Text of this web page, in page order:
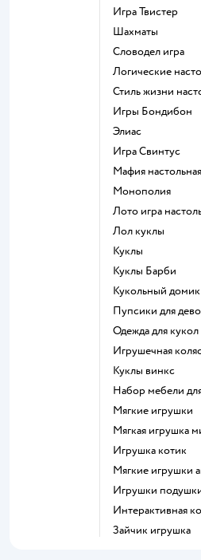
Игра Твистер
Шахматы
Словодел игра
Логические
Стиль жизни
Игры Бондибон
Элиас
Игра Свинтус
Мафия
Монополия
Лото игра
Лол куклы
Куклы
Куклы Барби
Кукольный домик
Пупсики для
Одежда для кукол
Игрушечная
Куклы винкс
Набор мебели
Мягкие игрушки
Мягкая игрушка
Игрушка котик
Мягкие игрушки
Игрушки
Интерактивная
Зайчик игрушка